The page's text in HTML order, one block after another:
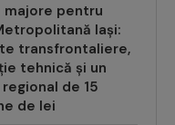
majore pentru
Iași:
transfrontaliere,
tehnică și un
de 15
de lei